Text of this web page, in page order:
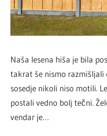
Naša lesena hiša je bila
takrat še nismo razmišljali
sosedje nikoli niso motili.
postali vedno bolj tečni.
vendar je…